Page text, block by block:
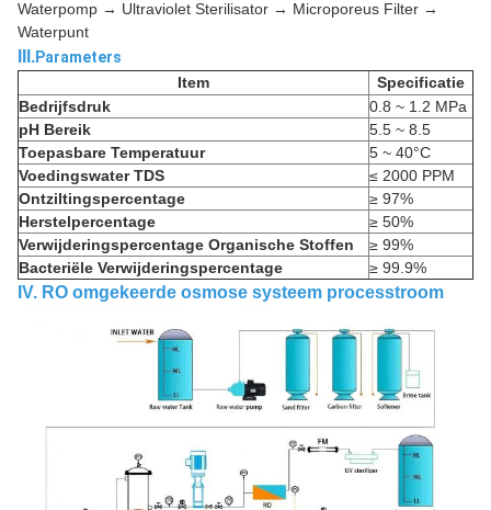
Waterpomp → Ultraviolet Sterilisator → Microporeus Filter →
Waterpunt
III.Parameters
Item
Specificatie
Bedrijfsdruk
0.8 ~ 1.2 MPa
pH Bereik
5.5 ~ 8.5
Toepasbare Temperatuur
5 ~ 40°C
Voedingswater TDS
≤ 2000 PPM
Ontziltingspercentage
≥ 97%
Herstelpercentage
≥ 50%
Verwijderingspercentage Organische Stoffen
≥ 99%
Bacteriële Verwijderingspercentage
≥ 99.9%
IV. RO omgekeerde osmose systeem processtroom